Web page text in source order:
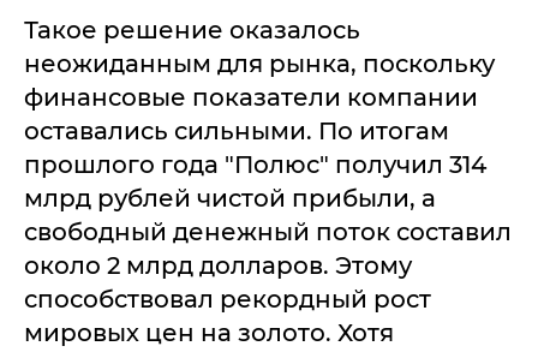
Такое решение оказалось
неожиданным для рынка, поскольку
финансовые показатели компании
оставались сильными. По итогам
прошлого года "Полюс" получил 314
млрд рублей чистой прибыли, а
свободный денежный поток составил
около 2 млрд долларов. Этому
способствовал рекордный рост
мировых цен на золото. Хотя